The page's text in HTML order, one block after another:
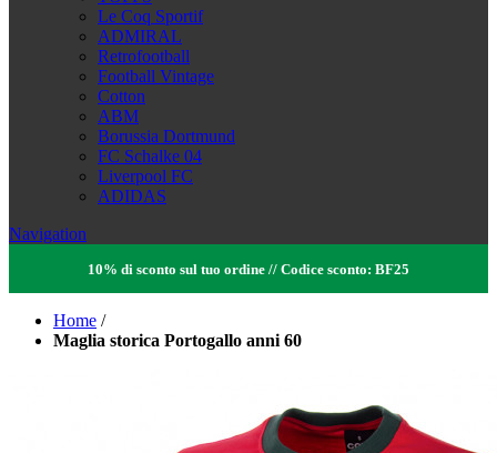
Le Coq Sportif
ADMIRAL
Retrofootball
Football Vintage
Cotton
ABM
Borussia Dortmund
FC Schalke 04
Liverpool FC
ADIDAS
Navigation
10% di sconto sul tuo ordine // Codice sconto: BF25
Home /
Maglia storica Portogallo anni 60